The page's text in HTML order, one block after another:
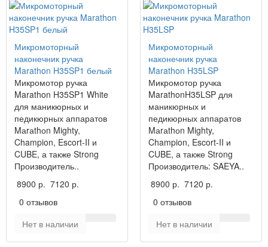
Микромоторный
наконечник ручка
Marathon H35SP1 белый
Микромотор ручка
Marathon H35SP1 White
для маникюрных и
педикюрных аппаратов
Mаrаthоn Mighty,
Champion, Escort-II и
CUBE, а также Strong
Производитель..
8900 р. 7120 р.
0 отзывов
Нет в наличии
Микромоторный
наконечник ручка
Marathon H35LSP
Микромотор ручка
MarathonH35LSP для
маникюрных и
педикюрных аппаратов
Mаrаthоn Mighty,
Champion, Escort-II и
CUBE, а также Strong
Производитель: SAEYA..
8900 р. 7120 р.
0 отзывов
Нет в наличии